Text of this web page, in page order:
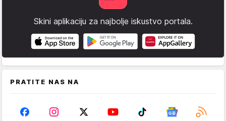
Skini aplikaciju za najbolje iskustvo portala.
PRATITE NAS NA